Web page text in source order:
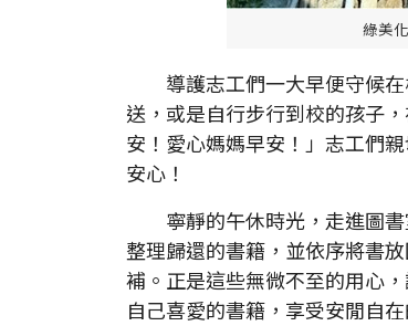
綠美
導護志工們一大早便守候在
送，或是自行步行到校的孩子
安！愛心媽媽早安！」志工們
安心！
寧靜的午休時光，走進圖書
整理歸還的書籍，並依序將書
補。正是這些無微不至的用心
自己喜愛的書籍，享受安閒自